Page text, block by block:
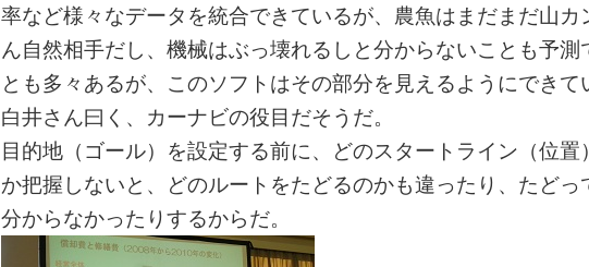
率など様々なデータを統合できているが、農魚はまだまだ山カ
ん自然相手だし、機械はぶっ壊れるしと分からないことも予測
とも多々あるが、このソフトはその部分を見えるようにできて
白井さん曰く、カーナビの役目だそうだ。
目的地（ゴール）を設定する前に、どのスタートライン（位置
か把握しないと、どのルートをたどるのかも違ったり、たどっ
分からなかったりするからだ。